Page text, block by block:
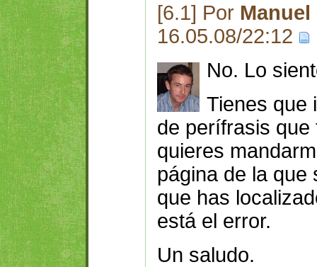
[6.1] Por
16.05.08/22:12
No. Lo
Tienes que
de perífrasis que
quieres
página de la que
que has
está el error.
Un saludo.